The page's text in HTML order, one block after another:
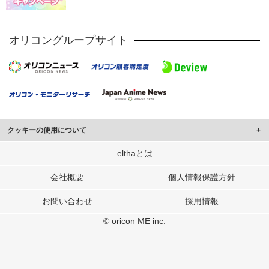
オリコングループサイト
クッキーの使用について
このサイトでは Cookie を使用して、ユーザーに合わせたコンテンツや広告の
行っています。
メディアや広告配信、データ解析の各パートナーに提供しています。
elthaとは
会社概要 個人情報保護方針
お問い合わせ 採用情報
© oricon ME inc.